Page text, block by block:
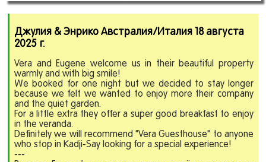
Джулия &Энрико Австралия/Италия 18 августа
2025 г.
Vera and Eugene welcome us in their beautiful property
warmly and with big smile!
We booked for one night but we decided to stay longer
because we felt we wanted to enjoy more their company
and the quiet garden.
For a little extra they offer a super good breakfast to enjoy
in the veranda.
Definitely we will recommend "Vera Guesthouse" to anyone
who stop in Kadji-Say looking for a special experience!
---